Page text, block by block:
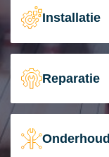
Installatie
Reparatie
Onderhoud